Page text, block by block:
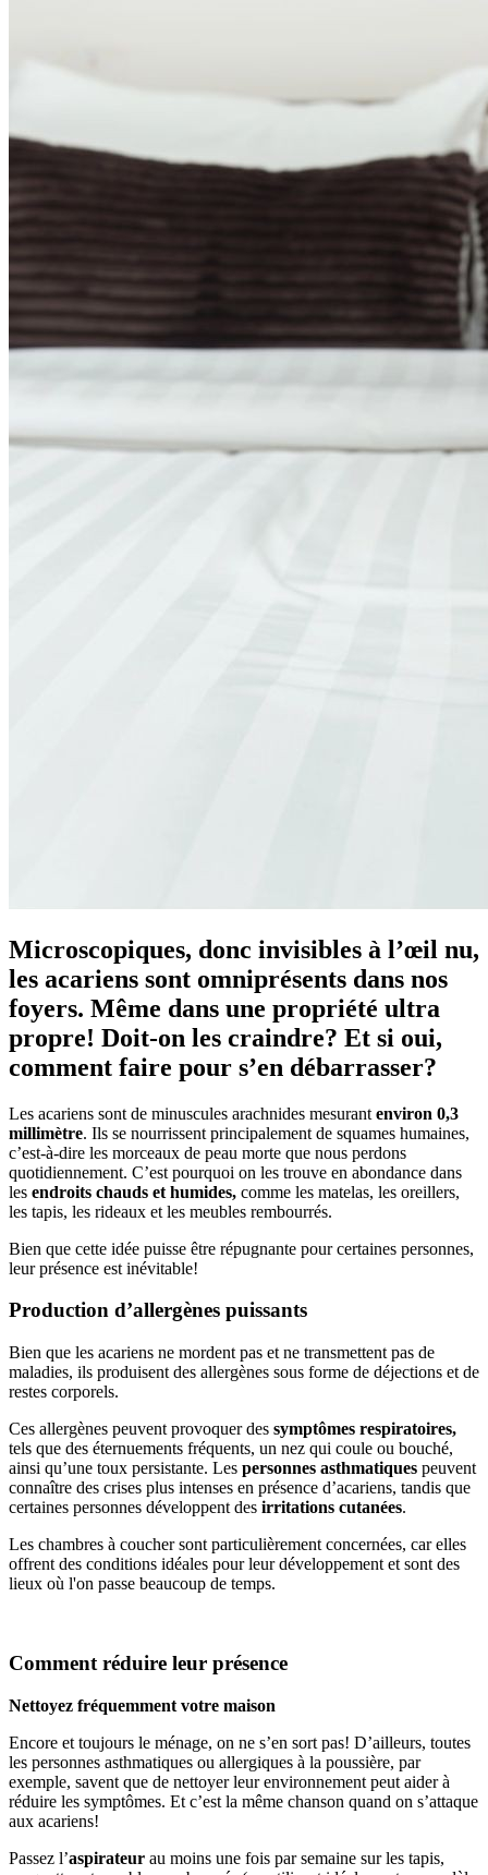
Microscopiques, donc invisibles à l’œil nu,
les acariens sont omniprésents dans nos
foyers. Même dans une propriété ultra
propre! Doit-on les craindre? Et si oui,
comment faire pour s’en débarrasser?
Les acariens sont de minuscules arachnides mesurant environ 0,3
millimètre. Ils se nourrissent principalement de squames humaines,
c’est-à-dire les morceaux de peau morte que nous perdons
quotidiennement. C’est pourquoi on les trouve en abondance dans
les endroits chauds et humides, comme les matelas, les oreillers,
les tapis, les rideaux et les meubles rembourrés.
Bien que cette idée puisse être répugnante pour certaines personnes,
leur présence est inévitable!
Production d’allergènes puissants
Bien que les acariens ne mordent pas et ne transmettent pas de
maladies, ils produisent des allergènes sous forme de déjections et de
restes corporels.
Ces allergènes peuvent provoquer des symptômes respiratoires,
tels que des éternuements fréquents, un nez qui coule ou bouché,
ainsi qu’une toux persistante. Les personnes asthmatiques peuvent
connaître des crises plus intenses en présence d’acariens, tandis que
certaines personnes développent des irritations cutanées.
Les chambres à coucher sont particulièrement concernées, car elles
offrent des conditions idéales pour leur développement et sont des
lieux où l'on passe beaucoup de temps.
Comment réduire leur présence
Nettoyez fréquemment votre maison
Encore et toujours le ménage, on ne s’en sort pas! D’ailleurs, toutes
les personnes asthmatiques ou allergiques à la poussière, par
exemple, savent que de nettoyer leur environnement peut aider à
réduire les symptômes. Et c’est la même chanson quand on s’attaque
aux acariens!
Passez l’aspirateur au moins une fois par semaine sur les tapis,